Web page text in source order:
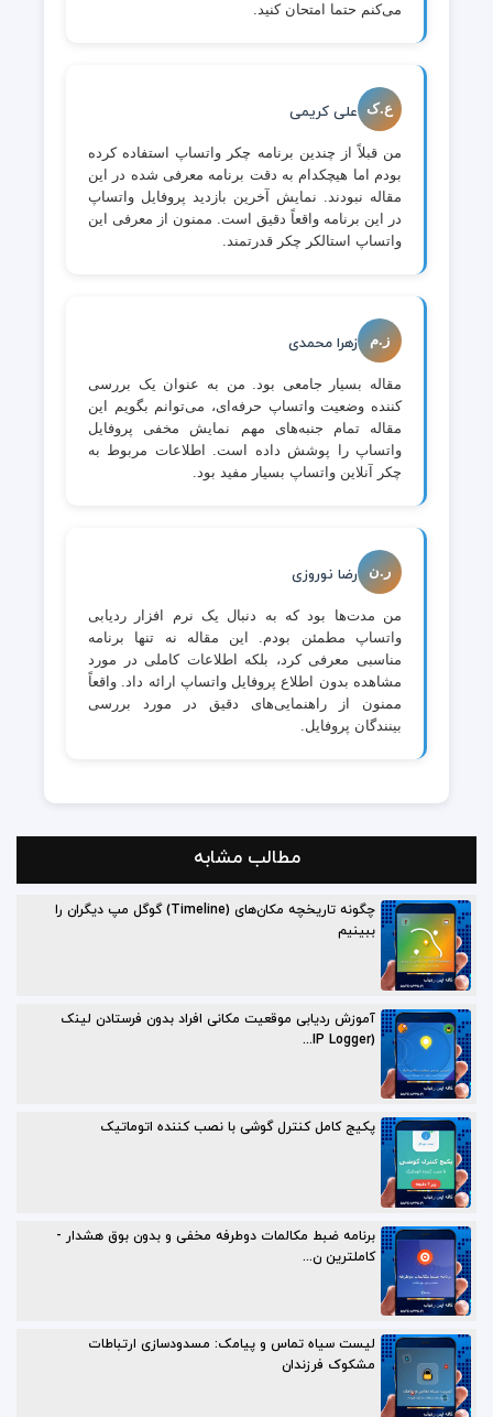
می‌کنم حتما امتحان کنید.
ع.ک علی کریمی
من قبلاً از چندین برنامه چکر واتساپ استفاده کرده
بودم اما هیچکدام به دقت برنامه معرفی شده در این
مقاله نبودند. نمایش آخرین بازدید پروفایل واتساپ
در این برنامه واقعاً دقیق است. ممنون از معرفی این
واتساپ استالکر چکر قدرتمند.
ز.م زهرا محمدی
مقاله بسیار جامعی بود. من به عنوان یک بررسی
کننده وضعیت واتساپ حرفه‌ای، می‌توانم بگویم این
مقاله تمام جنبه‌های مهم نمایش مخفی پروفایل
واتساپ را پوشش داده است. اطلاعات مربوط به
چکر آنلاین واتساپ بسیار مفید بود.
ر.ن رضا نوروزی
من مدت‌ها بود که به دنبال یک نرم افزار ردیابی
واتساپ مطمئن بودم. این مقاله نه تنها برنامه
مناسبی معرفی کرد، بلکه اطلاعات کاملی در مورد
مشاهده بدون اطلاع پروفایل واتساپ ارائه داد. واقعاً
ممنون از راهنمایی‌های دقیق در مورد بررسی
بینندگان پروفایل.
مطالب مشابه
چگونه تاریخچه مکان‌های (Timeline) گوگل مپ دیگران را
ببینیم
آموزش ردیابی موقعیت مکانی افراد بدون فرستادن لینک
(IP Logger...
پکیج کامل کنترل گوشی با نصب کننده اتوماتیک
برنامه ضبط مکالمات دوطرفه مخفی و بدون بوق هشدار -
کاملترین ن...
لیست سیاه تماس و پیامک: مسدودسازی ارتباطات
مشکوک فرزندان